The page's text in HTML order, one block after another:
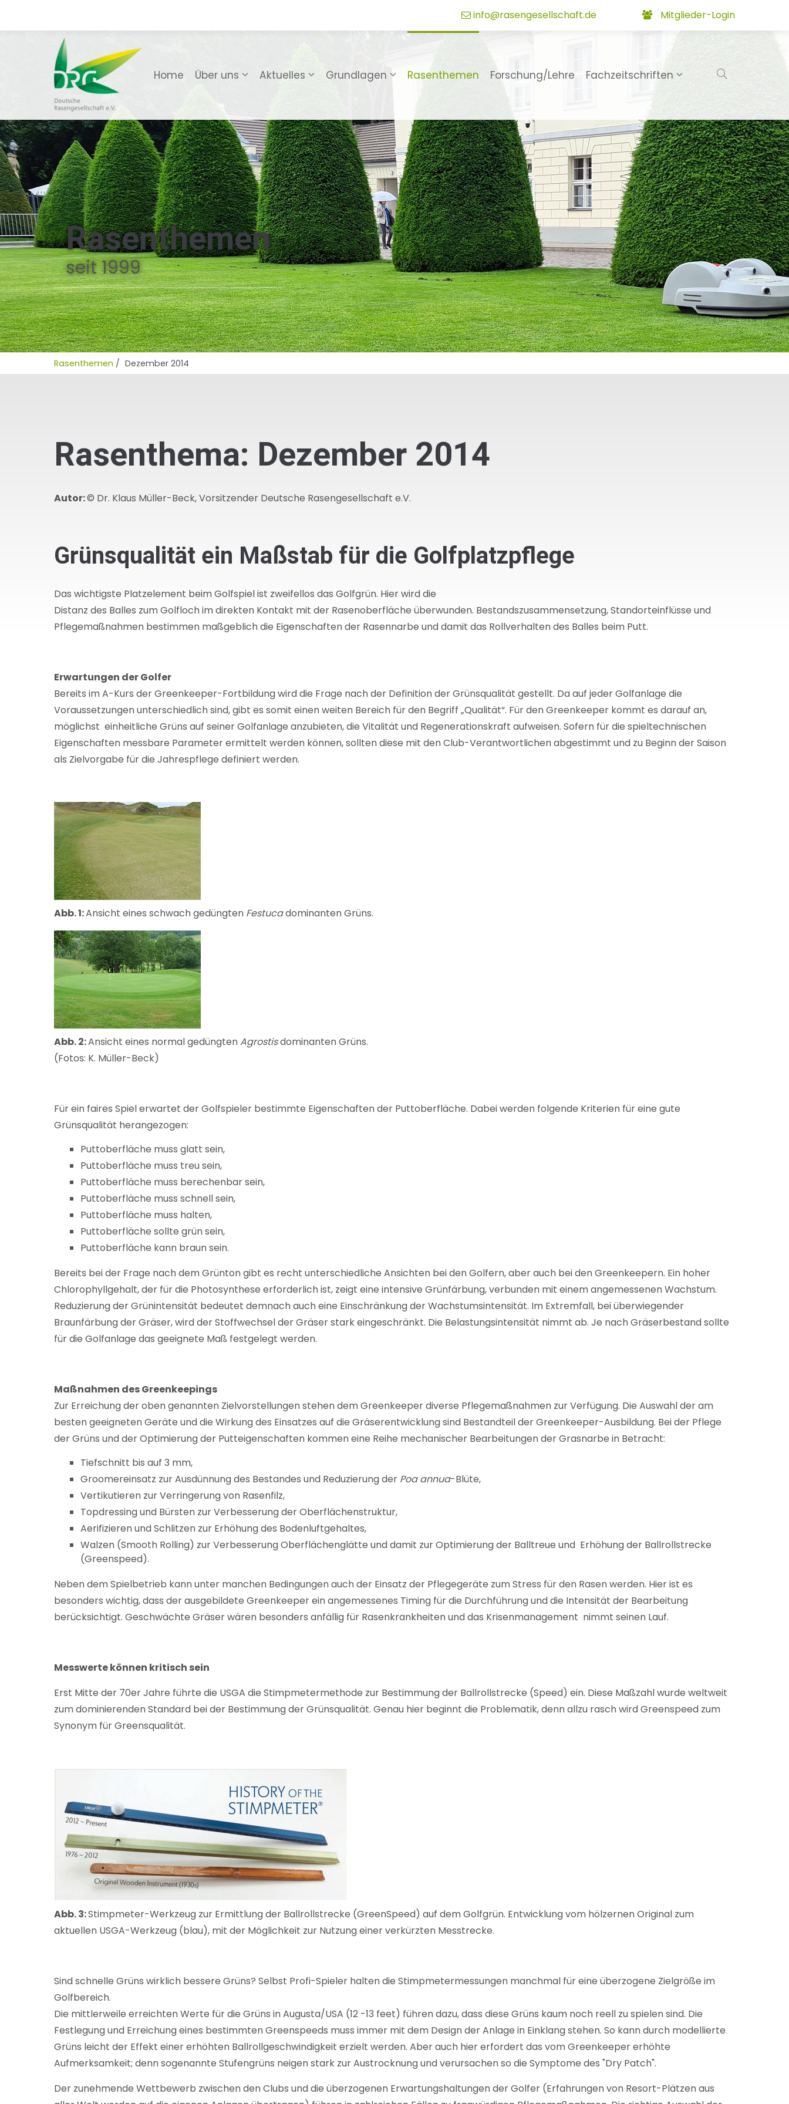
info@rasengesellschaft.de Mitglieder-Login
Home Über uns Aktuelles Grundlagen Rasenthemen Forschung/Lehre Fachzeitschriften
Rasenthemen
seit 1999
Rasenthemen / Dezember 2014
Rasenthema: Dezember 2014
Autor:© Dr. Klaus Müller-Beck, Vorsitzender Deutsche Rasengesellschaft e.V.
Grünsqualität ein Maßstab für die Golfplatzpflege
Das wichtigste Platzelement beim Golfspiel ist zweifellos das Golfgrün. Hier wird die
Distanz des Balles zum Golfloch im direkten Kontakt mit der Rasenoberfläche überwunden. Bestandszusammensetzung, Standorteinflüsse und
Pflegemaßnahmen bestimmen maßgeblich die Eigenschaften der Rasennarbe und damit das Rollverhalten des Balles beim Putt.
Erwartungen der Golfer
Bereits im A-Kurs der Greenkeeper-Fortbildung wird die Frage nach der Definition der Grünsqualität gestellt. Da auf jeder Golfanlage die
Voraussetzungen unterschiedlich sind, gibt es somit einen weiten Bereich für den Begriff „Qualität“. Für den Greenkeeper kommt es darauf an,
möglichst einheitliche Grüns auf seiner Golfanlage anzubieten, die Vitalität und Regenerationskraft aufweisen. Sofern für die spieltechnischen
Eigenschaften messbare Parameter ermittelt werden können, sollten diese mit den Club-Verantwortlichen abgestimmt und zu Beginn der Saison
als Zielvorgabe für die Jahrespflege definiert werden.
Abb. 1:Ansicht eines schwach gedüngten Festucadominanten Grüns.
Abb. 2:Ansicht eines normal gedüngtenAgrostisdominanten Grüns.
(Fotos: K. Müller-Beck)
Für ein faires Spiel erwartet der Golfspieler bestimmte Eigenschaften der Puttoberfläche. Dabei werden folgende Kriterien für eine gute
Grünsqualität herangezogen:
Puttoberfläche muss glatt sein,
Puttoberfläche muss treu sein,
Puttoberfläche muss berechenbar sein,
Puttoberfläche muss schnell sein,
Puttoberfläche muss halten,
Puttoberfläche sollte grün sein,
Puttoberfläche kann braun sein.
Bereits bei der Frage nach dem Grünton gibt es recht unterschiedliche Ansichten bei den Golfern, aber auch bei den Greenkeepern. Ein hoher
Chlorophyllgehalt, der für die Photosynthese erforderlich ist, zeigt eine intensive Grünfärbung, verbunden mit einem angemessenen Wachstum.
Reduzierung der Grünintensität bedeutet demnach auch eine Einschränkung der Wachstumsintensität. Im Extremfall, bei überwiegender
Braunfärbung der Gräser, wird der Stoffwechsel der Gräser stark eingeschränkt. Die Belastungsintensität nimmt ab. Je nach Gräserbestand sollte
für die Golfanlage das geeignete Maß festgelegt werden.
Maßnahmen des Greenkeepings
Zur Erreichung der oben genannten Zielvorstellungen stehen dem Greenkeeper diverse Pflegemaßnahmen zur Verfügung. Die Auswahl der am
besten geeigneten Geräte und die Wirkung des Einsatzes auf die Gräserentwicklung sind Bestandteil der Greenkeeper-Ausbildung. Bei der Pflege
der Grüns und der Optimierung der Putteigenschaften kommen eine Reihe mechanischer Bearbeitungen der Grasnarbe in Betracht:
Tiefschnitt bis auf 3 mm,
Groomereinsatz zur Ausdünnung des Bestandes und Reduzierung der Poa annua-Blüte,
Vertikutieren zur Verringerung von Rasenfilz,
Topdressing und Bürsten zur Verbesserung der Oberflächenstruktur,
Aerifizieren und Schlitzen zur Erhöhung des Bodenluftgehaltes,
Walzen (Smooth Rolling) zur Verbesserung Oberflächenglätte und damit zur Optimierung der Balltreue und Erhöhung der Ballrollstrecke
(Greenspeed).
Neben dem Spielbetrieb kann unter manchen Bedingungen auch der Einsatz der Pflegegeräte zum Stress für den Rasen werden. Hier ist es
besonders wichtig, dass der ausgebildete Greenkeeper ein angemessenes Timing für die Durchführung und die Intensität der Bearbeitung
berücksichtigt. Geschwächte Gräser wären besonders anfällig für Rasenkrankheiten und das Krisenmanagement nimmt seinen Lauf.
Messwerte können kritisch sein
Erst Mitte der 70er Jahre führte die USGA die Stimpmetermethode zur Bestimmung der Ballrollstrecke (Speed) ein. Diese Maßzahl wurde weltweit
zum dominierenden Standard bei der Bestimmung der Grünsqualität. Genau hier beginnt die Problematik, denn allzu rasch wird Greenspeed zum
Synonym für Greensqualität.
Abb. 3:Stimpmeter-Werkzeug zur Ermittlung der Ballrollstrecke (GreenSpeed) auf dem Golfgrün. Entwicklung vom hölzernen Original zum
aktuellen USGA-Werkzeug (blau), mit der Möglichkeit zur Nutzung einer verkürzten Messtrecke.
Sind schnelle Grüns wirklich bessere Grüns? Selbst Profi-Spieler halten die Stimpmetermessungen manchmal für eine überzogene Zielgröße im
Golfbereich.
Die mittlerweile erreichten Werte für die Grüns in Augusta/USA (12 -13 feet) führen dazu, dass diese Grüns kaum noch reell zu spielen sind. Die
Festlegung und Erreichung eines bestimmten Greenspeeds muss immer mit dem Design der Anlage in Einklang stehen. So kann durch modellierte
Grüns leicht der Effekt einer erhöhten Ballrollgeschwindigkeit erzielt werden. Aber auch hier erfordert das vom Greenkeeper erhöhte
Aufmerksamkeit; denn sogenannte Stufengrüns neigen stark zur Austrocknung und verursachen so die Symptome des "Dry Patch".
Der zunehmende Wettbewerb zwischen den Clubs und die überzogenen Erwartungshaltungen der Golfer (Erfahrungen von Resort-Plätzen aus